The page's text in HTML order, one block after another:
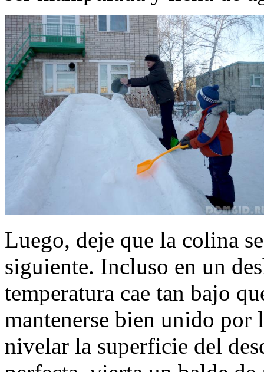
Luego, deje que la colina
siguiente. Incluso en un
temperatura cae tan bajo
mantenerse bien unido por
nivelar la superficie del